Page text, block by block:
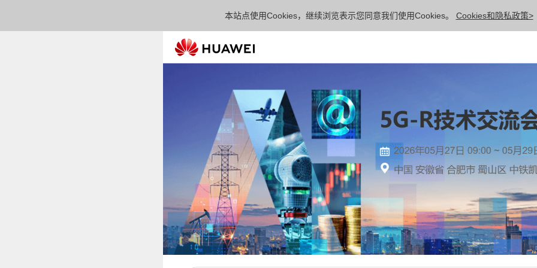
本站点使用Cookies，继续浏览表示您同意我们使用Cookies。 Cookies和隐私政策>